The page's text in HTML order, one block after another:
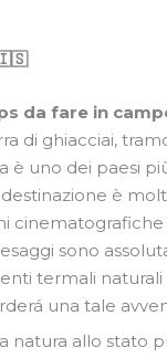
da fare in
di ghiacciai,
è uno dei paesi
è
cinematografiche
sono
termali naturali
una tale
natura allo stato